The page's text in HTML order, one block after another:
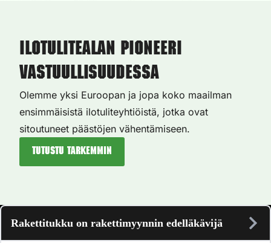
Ilotulitealan pioneeri
vastuullisuudessa
Olemme yksi Euroopan ja jopa koko maailman
ensimmäisistä ilotuliteyhtiöistä, jotka ovat
sitoutuneet päästöjen vähentämiseen.
Tutustu tarkemmin
Rakettitukku on rakettimyynnin edelläkävijä